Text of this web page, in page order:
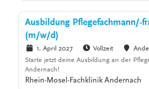
Ausbildung Pflegefachmann/-
(m/w/d)
1. April 2027 Vollzeit
Starte jetzt deine Ausbildung an der
Andernach!
Rhein-Mosel-Fachklinik Andernach